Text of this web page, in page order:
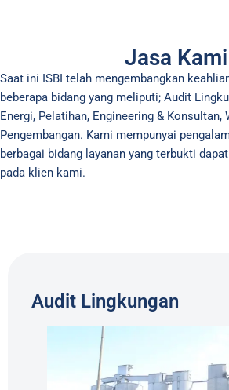
Jasa Kami
Saat ini ISBI telah mengembangkan
beberapa bidang yang meliputi; Audit
Energi, Pelatihan, Engineering & Konsultan,
Pengembangan. Kami mempunyai
berbagai bidang layanan yang terbukti
pada klien kami.
Audit Lingkungan